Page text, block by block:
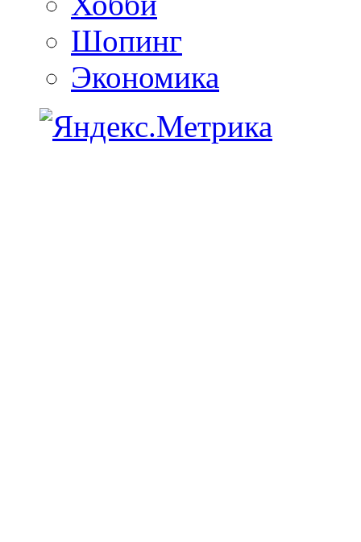
Шопинг
Экономика